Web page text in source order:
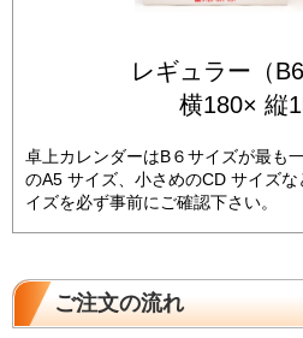
レギュラー（
横180× 縦
卓上カレンダーはB６サイズが最も
のA5 サイズ、小さめのCD サイズ
イズを必ず事前にご確認下さい。
ご注文の流れ